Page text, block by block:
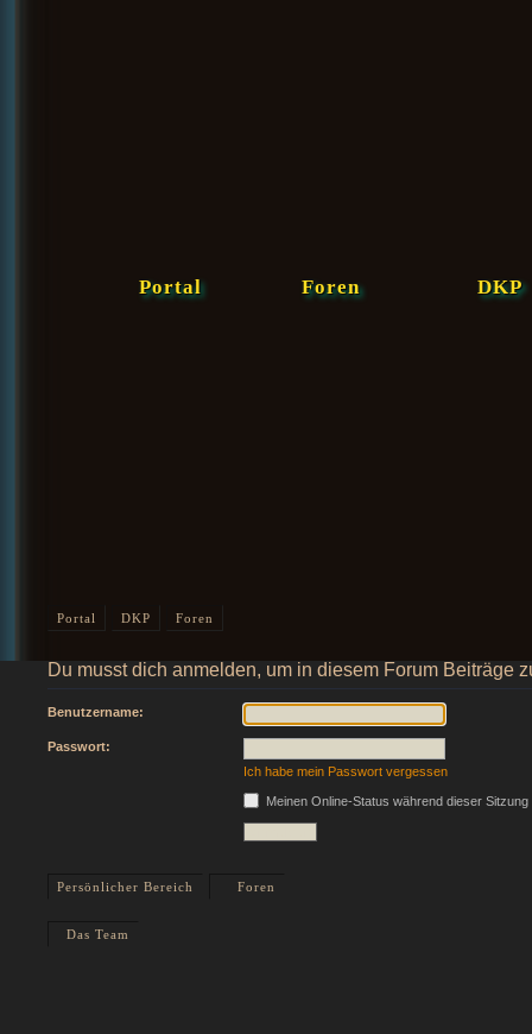
Portal Foren DKP
Portal DKP Foren
Du musst dich anmelden, um in diesem Forum Beiträge
Benutzername:
Passwort:
Ich habe mein Passwort vergessen
Meinen Online-Status während dieser
Persönlicher Bereich Foren
Das Team